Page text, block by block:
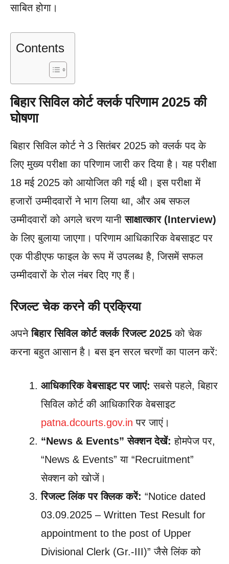
साबित होगा।
Contents
बिहार सिविल कोर्ट क्लर्क परिणाम 2025 की
घोषणा
बिहार सिविल कोर्ट ने 3 सितंबर 2025 को क्लर्क पद के
लिए मुख्य परीक्षा का परिणाम जारी कर दिया है। यह परीक्षा
18 मई 2025 को आयोजित की गई थी। इस परीक्षा में
हजारों उम्मीदवारों ने भाग लिया था, और अब सफल
उम्मीदवारों को अगले चरण यानीसाक्षात्कार (Interview)
के लिए बुलाया जाएगा। परिणाम आधिकारिक वेबसाइट पर
एक पीडीएफ फाइल के रूप में उपलब्ध है, जिसमें सफल
उम्मीदवारों के रोल नंबर दिए गए हैं।
रिजल्ट चेक करने की प्रक्रिया
अपनेबिहार सिविल कोर्ट क्लर्क रिजल्ट 2025 को चेक
करना बहुत आसान है। बस इन सरल चरणों का पालन करें:
आधिकारिक वेबसाइट पर जाएं: सबसे पहले, बिहार
सिविल कोर्ट की आधिकारिक वेबसाइट
patna.dcourts.gov.in पर जाएं।
“News & Events” सेक्शन देखें: होमपेज पर,
“News & Events” या “Recruitment”
सेक्शन को खोजें।
रिजल्ट लिंक पर क्लिक करें: “Notice dated
03.09.2025 – Written Test Result for
appointment to the post of Upper
Divisional Clerk (Gr.-III)” जैसे लिंक को